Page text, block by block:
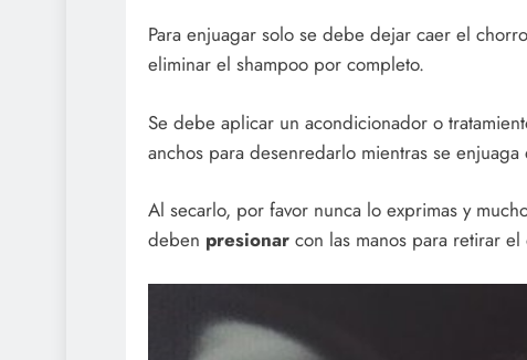
Para enjuagar solo se debe dejar caer el
eliminar el shampoo por completo.
Se debe aplicar un acondicionador o
anchos para desenredarlo mientras se
Al secarlo, por favor nunca lo exprimas y
deben presionar con las manos para retirar